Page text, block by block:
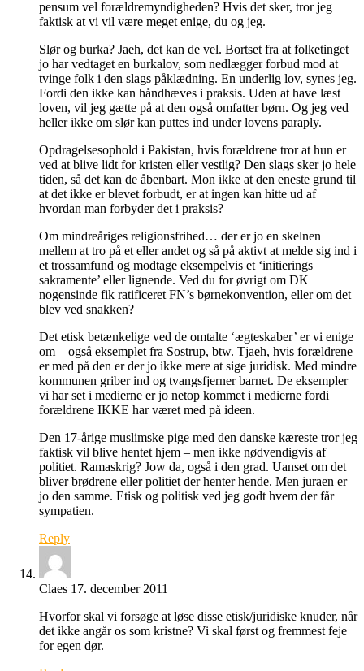
pensum vel forældremyndigheden? Hvis det sker, tror jeg
faktisk at vi vil være meget enige, du og jeg.
Slør og burka? Jaeh, det kan de vel. Bortset fra at folketinget
jo har vedtaget en burkalov, som nedlægger forbud mod at
tvinge folk i den slags påklædning. En underlig lov, synes jeg.
Fordi den ikke kan håndhæves i praksis. Uden at have læst
loven, vil jeg gætte på at den også omfatter børn. Og jeg ved
heller ikke om slør kan puttes ind under lovens paraply.
Opdragelsesophold i Pakistan, hvis forældrene tror at hun er
ved at blive lidt for kristen eller vestlig? Den slags sker jo hele
tiden, så det kan de åbenbart. Mon ikke at den eneste grund til
at det ikke er blevet forbudt, er at ingen kan hitte ud af
hvordan man forbyder det i praksis?
Om mindreåriges religionsfrihed… der er jo en skelnen
mellem at tro på et eller andet og så på aktivt at melde sig ind i
et trossamfund og modtage eksempelvis et ‘initierings
sakramente’ eller lignende. Ved du for øvrigt om DK
nogensinde fik ratificeret FN’s børnekonvention, eller om det
blev ved snakken?
Det etisk betænkelige ved de omtalte ‘ægteskaber’ er vi enige
om – også eksemplet fra Sostrup, btw. Tjaeh, hvis forældrene
er med på den er der jo ikke mere at sige juridisk. Med mindre
kommunen griber ind og tvangsfjerner barnet. De eksempler
vi har set i medierne er jo netop kommet i medierne fordi
forældrene IKKE har været med på ideen.
Den 17-årige muslimske pige med den danske kæreste tror jeg
faktisk vil blive hentet hjem – men ikke nødvendigvis af
politiet. Ramaskrig? Jow da, også i den grad. Uanset om det
bliver brødrene eller politiet der henter hende. Men juraen er
jo den samme. Etisk og politisk ved jeg godt hvem der får
sympatien.
Reply
Claes 17. december 2011
Hvorfor skal vi forsøge at løse disse etisk/juridiske knuder, når
det ikke angår os som kristne? Vi skal først og fremmest feje
for egen dør.